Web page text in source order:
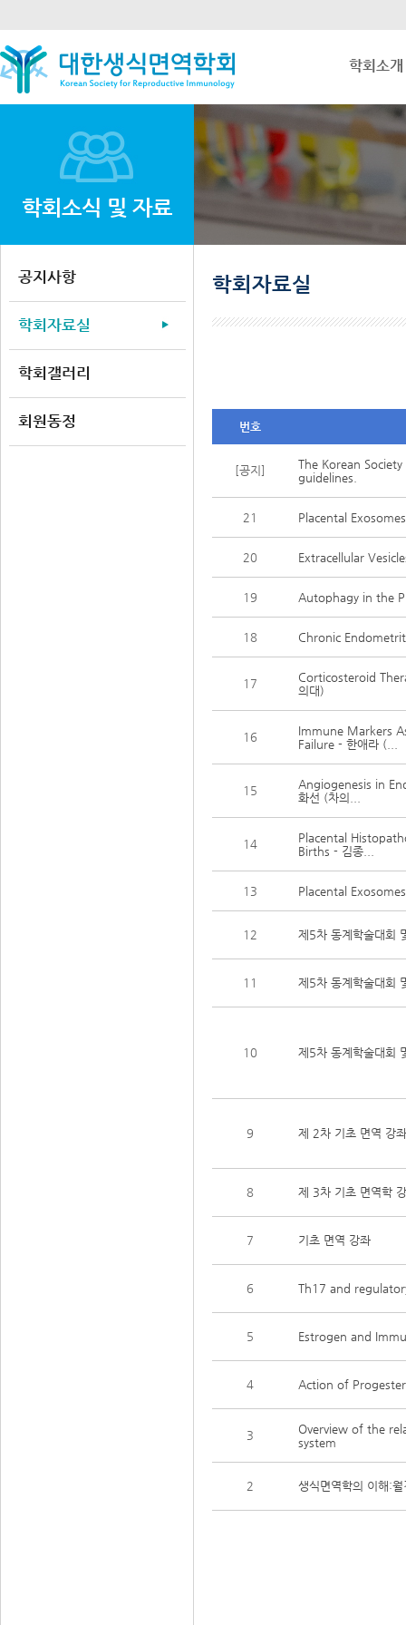
학회소개
학회소식 및 자료
공지사항
학회자료실
학회갤러리
회원동정
학회자료실
번호
[공지]
The Korean
guidelines.
21 Placental
20 Extracellular
19 Autophagy in the
18 Chronic
17
Corticosteroid
의대)
16
Immune Markers
Failure - 한애라 (...
15
Angiogenesis in
화선 (차의...
14
Placental
Births - 김종...
13 Placental
12 제5차 동계학술대회
11 제5차 동계학술대회
10 제5차 동계학술대회
9 제 2차 기초 면역 강좌
8 제 3차 기초 면역학
7 기초 면역 강좌
6 Th17 and
5 Estrogen and
4 Action of
3
Overview of the
system
2 생식면역학의 이해: